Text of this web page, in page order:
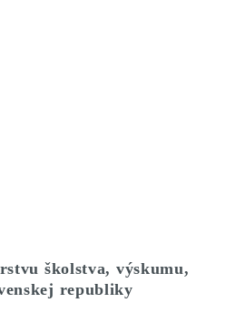
školstva, výskumu,
republiky